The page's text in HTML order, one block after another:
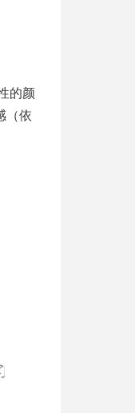
的颜
（依